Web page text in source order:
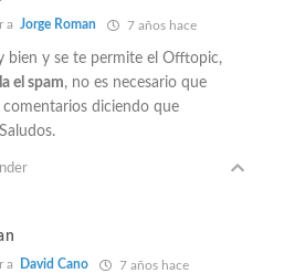
a Jorge Roman 7 años hace
bien y se te permite el Offtopic,
el spam, no es necesario que
diciendo que
a David Cano 7 años hace